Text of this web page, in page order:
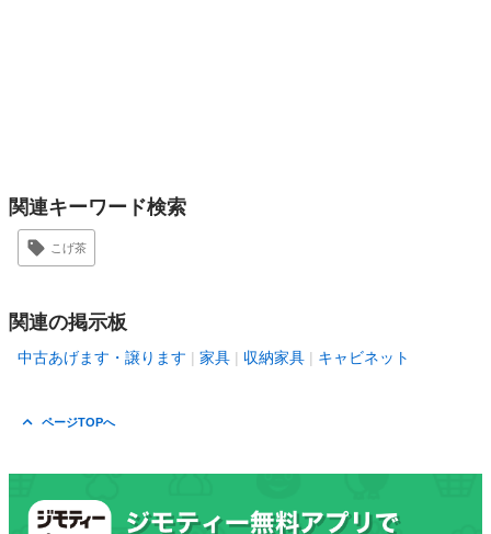
関連キーワード検索
こげ茶
関連の掲示板
中古あげます・譲ります 家具 収納家具 キャビネット
ページTOPへ